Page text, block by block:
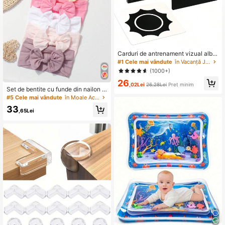
Set de bentite cu funde din nailon d
e culoare bomboană pentru sugari,
#5 Cele mai vândute în Moale Accesorii de păr pentru bebeluși
33,65Lei
Carduri de antrenament vizual alb-
negru pentru sugari 0-3 luni, 3-6 lu
ni, 6-12 luni, carduri de dezvoltare a
vederii pentru nou-născut, carduri d
e urmărire a vederii
#1 Cele mai vândute
în Vacanță Jucării pentru dezvoltare timpurie și a
(1000+)
26 ,02Lei 26,28LeiPreț minim